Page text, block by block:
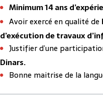
Minimum 14 ans
Avoir exercé en qualité de
d’exécution de travaux
Justifier d’une
Dinars.
Bonne maitrise de la